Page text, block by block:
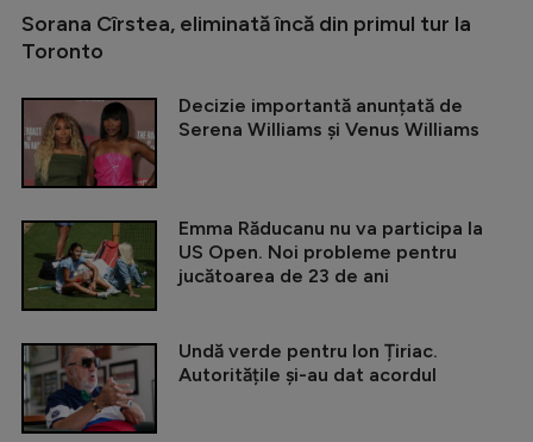
Sorana Cîrstea, eliminată încă din primul tur la
Toronto
Decizie importantă anunțată de
Serena Williams și Venus Williams
Emma Răducanu nu va participa la
US Open. Noi probleme pentru
jucătoarea de 23 de ani
Undă verde pentru Ion Țiriac.
Autoritățile și-au dat acordul